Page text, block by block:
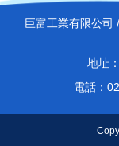
巨富工業有限公司
地址
電話：